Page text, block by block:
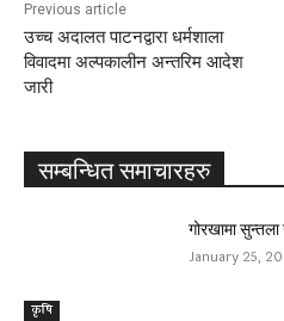
Previous article
उच्च अदालत पाटनद्वारा धर्मशाला
विवादमा अल्पकालीन अन्तरिम आदेश
जारी
सम्बन्धित समाचारहरु
कृषि
गोरखामा
January 25,